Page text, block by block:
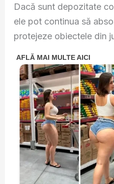
Dacă sunt depozitate
ele pot continua să
protejeze obiectele din